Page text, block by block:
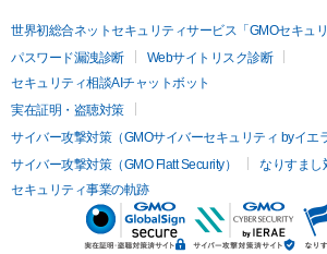
世界初総合ネットセキュリティサービス「GMOセキュリ
パスワード漏洩診断
Webサイトリスク診断
セキュリティ相談AIチャットボット
実在証明・盗聴対策
サイバー攻撃対策（GMOサイバーセキュリティ byイエ
サイバー攻撃対策（GMO Flatt Security）
なりすまし
セキュリティ事業の軌跡